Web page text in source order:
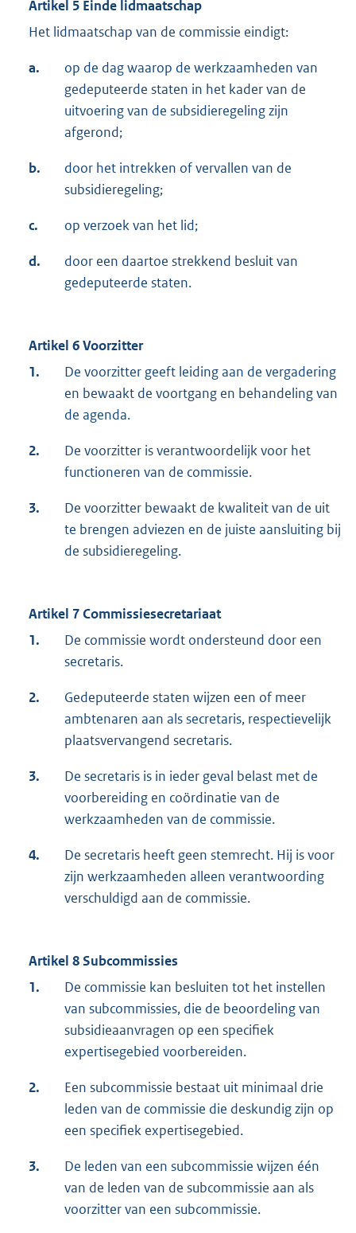
Artikel 5 Einde lidmaatschap
Het lidmaatschap van de commissie eindigt:
a.
op de dag waarop de werkzaamheden van
gedeputeerde staten in het kader van de
uitvoering van de subsidieregeling zijn
afgerond;
b.
door het intrekken of vervallen van de
subsidieregeling;
c. op verzoek van het lid;
d.
door een daartoe strekkend besluit van
gedeputeerde staten.
Artikel 6 Voorzitter
1.
De voorzitter geeft leiding aan de vergadering
en bewaakt de voortgang en behandeling van
de agenda.
2.
De voorzitter is verantwoordelijk voor het
functioneren van de commissie.
3.
De voorzitter bewaakt de kwaliteit van de uit
te brengen adviezen en de juiste aansluiting bij
de subsidieregeling.
Artikel 7 Commissiesecretariaat
1.
De commissie wordt ondersteund door een
secretaris.
2.
Gedeputeerde staten wijzen een of meer
ambtenaren aan als secretaris, respectievelijk
plaatsvervangend secretaris.
3.
De secretaris is in ieder geval belast met de
voorbereiding en coördinatie van de
werkzaamheden van de commissie.
4.
De secretaris heeft geen stemrecht. Hij is voor
zijn werkzaamheden alleen verantwoording
verschuldigd aan de commissie.
Artikel 8 Subcommissies
1.
De commissie kan besluiten tot het instellen
van subcommissies, die de beoordeling van
subsidieaanvragen op een specifiek
expertisegebied voorbereiden.
2.
Een subcommissie bestaat uit minimaal drie
leden van de commissie die deskundig zijn op
een specifiek expertisegebied.
3.
De leden van een subcommissie wijzen één
van de leden van de subcommissie aan als
voorzitter van een subcommissie.